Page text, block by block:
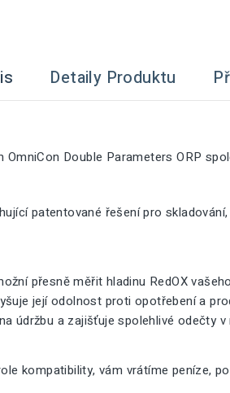
Detaily Produktu
Double Parameters ORP
patentované řešení pro
přesně měřit hladinu RedOX
její odolnost proti opotřebení a
údržbu a zajišťuje spolehlivé odečty
kompatibility, vám vrátíme peníze,